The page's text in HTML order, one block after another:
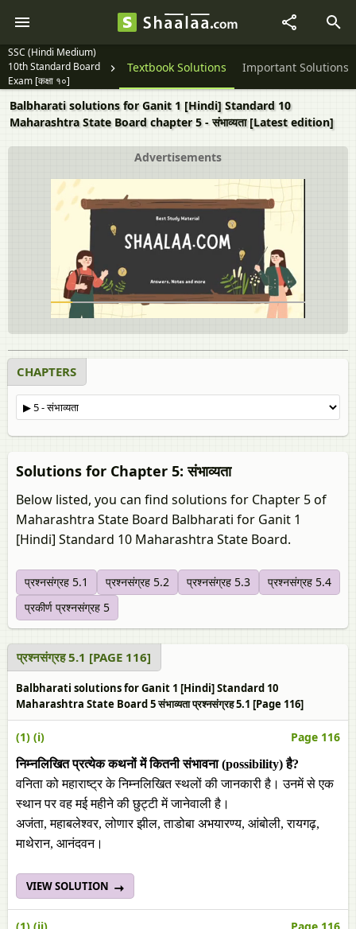
SSC (Hindi Medium)
10th Standard Board
Exam [कक्षा १०]
Question Papers Textbook Solutions Important Solutions
Balbharati solutions for Ganit 1 [Hindi] Standard 10
Maharashtra State Board chapter 5 - संभाव्यता [Latest edition]
Advertisements
CHAPTERS
Solutions for Chapter 5: संभाव्यता
Below listed, you can find solutions for Chapter 5 of
Maharashtra State Board Balbharati for Ganit 1
[Hindi] Standard 10 Maharashtra State Board.
प्रश्नसंग्रह 5.1 प्रश्नसंग्रह 5.2 प्रश्नसंग्रह 5.3
प्रश्नसंग्रह 5.4
प्रकीर्ण प्रश्नसंग्रह 5
प्रश्नसंग्रह 5.1 [PAGE 116]
Balbharati solutions for Ganit 1 [Hindi] Standard 10
Maharashtra State Board 5 संभाव्यता प्रश्नसंग्रह 5.1 [Page 116]
(1) (i) Page 116
निम्नलिखित प्रत्येक कथनों में कितनी संभावना (possibility) है?
वनिता को महाराष्ट्र के निम्नलिखित स्थलों की जानकारी है। उनमें से एक
स्थान पर वह मई महीने की छुट्टी में जानेवाली है।
अजंता, महाबलेश्वर, लोणार झील, ताडोबा अभयारण्य, आंबोली, रायगढ़,
माथेरान, आनंदवन।
VIEW SOLUTION